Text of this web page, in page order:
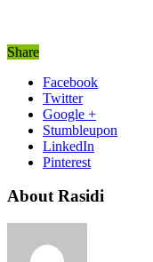
Share
Facebook
Twitter
Google +
Stumbleupon
LinkedIn
Pinterest
About Rasidi